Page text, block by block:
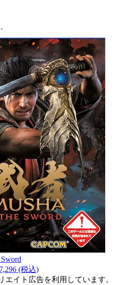
(税込)
イト広告を利用しています。